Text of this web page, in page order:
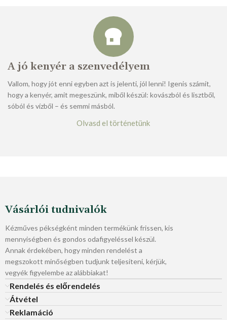
A jó kenyér a szenvedélyem
Vallom, hogy jót enni egyben azt is jelenti, jól lenni! Igenis számít,
hogy a kenyér, amit megeszünk, miből készül: kovászból és lisztből,
sóból és vízből – és semmi másból.
Olvasd el történetünk
Vásárlói tudnivalók
Kézműves pékségként minden termékünk frissen, kis
mennyiségben és gondos odafigyeléssel készül.
Annak érdekében, hogy minden rendelést a
megszokott minőségben tudjunk teljesíteni, kérjük,
vegyék figyelembe az alábbiakat!
Rendelés és előrendelés
Átvétel
Reklamáció